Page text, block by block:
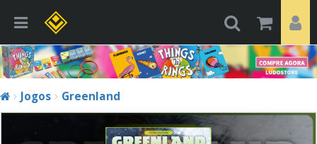
Jogos Greenland